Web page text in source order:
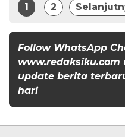
1
2
Follow WhatsApp
www.redaksiku.com
update berita
hari